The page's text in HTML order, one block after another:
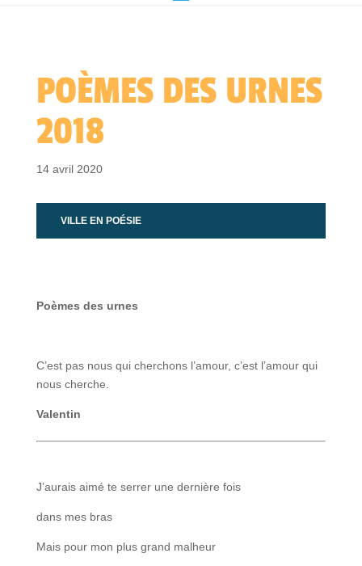
POÈMES DES URNES
2018
14 avril 2020
VILLE EN POÉSIE
Poèmes des urnes
C’est pas nous qui cherchons l’amour, c’est l’amour qui
nous cherche.
Valentin
J’aurais aimé te serrer une dernière fois
dans mes bras
Mais pour mon plus grand malheur